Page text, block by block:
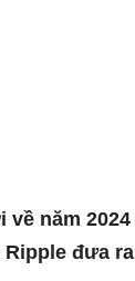
về năm
đưa